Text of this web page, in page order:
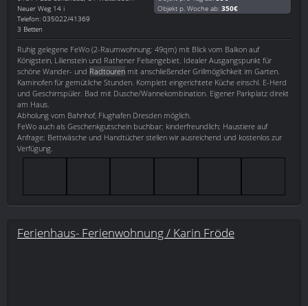
Neuer Weg 14 i
Telefon: 035022/41369
3 Betten
Objekt p. Woche ab: 350€
Ruhig gelegene FeWo (2-Raumwohnung; 49qm) mit Blick vom Balkon auf
Königstein, Lilienstein und Rathener Felsengebiet. Idealer Ausgangspunkt für
schöne Wander- und Radtouren mit anschließender Grillmöglichkeit im Garten.
Kaminofen für gemütliche Stunden. Komplett eingerichtete Küche einschl. E-Herd
und Geschirrspüler. Bad mit Dusche/Wannekombination. Eigener Parkplatz direkt
am Haus.
Abholung vom Bahnhof, Flughafen Dresden möglich.
FeWo auch als Geschenkgutschein buchbar; kinderfreundlich; Haustiere auf
Anfrage; Bettwäsche und Handtücher stellen wir ausreichend und kostenlos zur
Verfügung.
Ferienhaus- Ferienwohnung / Karin Fröde